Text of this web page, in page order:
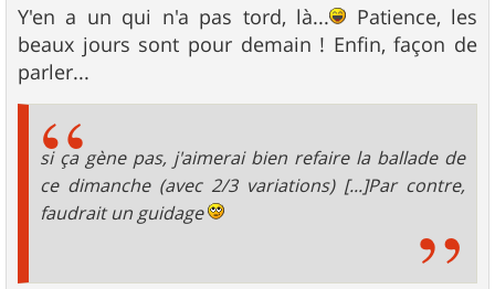
Y'en a un qui n'a pas tord, là...
Patience, les
beaux jours sont pour demain ! Enfin, façon de
parler...
si ça gène pas, j'aimerai bien refaire la ballade de
ce dimanche (avec 2/3 variations) [...]Par contre,
faudrait un guidage